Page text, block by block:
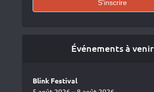
Événements à venir
Blink Festival